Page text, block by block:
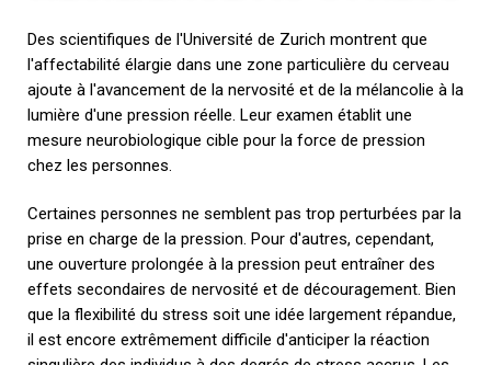
Des scientifiques de l'Université de Zurich montrent que
l'affectabilité élargie dans une zone particulière du cerveau
ajoute à l'avancement de la nervosité et de la mélancolie à la
lumière d'une pression réelle. Leur examen établit une
mesure neurobiologique cible pour la force de pression
chez les personnes.
Certaines personnes ne semblent pas trop perturbées par la
prise en charge de la pression. Pour d'autres, cependant,
une ouverture prolongée à la pression peut entraîner des
effets secondaires de nervosité et de découragement. Bien
que la flexibilité du stress soit une idée largement répandue,
il est encore extrêmement difficile d'anticiper la réaction